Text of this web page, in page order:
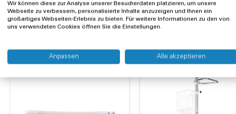
Zubehör Kunden kauften auch
Wir können diese zur Analyse unserer Besucherdaten platzieren, um unsere
Webseite zu verbessern, personalisierte Inhalte anzuzeigen und Ihnen ein
großartiges Webseiten-Erlebnis zu bieten. Für weitere Informationen zu den von
uns verwendeten Cookies öffnen Sie die Einstellungen.
Anpassen Alle akzeptieren